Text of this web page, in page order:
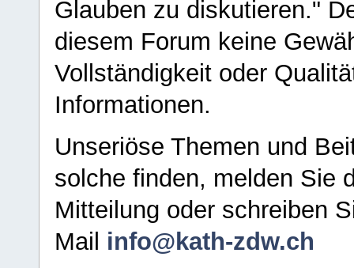
Glauben zu diskutieren."
diesem Forum keine
Vollständigkeit oder
Informationen.
Unseriöse Themen und
solche finden, melden Sie
Mitteilung oder schreiben
Mail info@kath-zdw.ch